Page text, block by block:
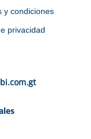
y condiciones
privacidad